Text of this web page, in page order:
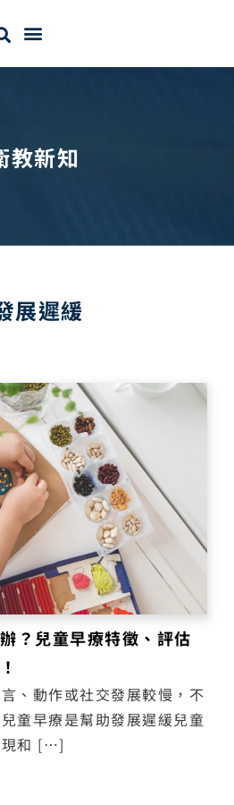
教新知
展遲緩
？兒童早療特徵、評估
、動作或社交發展較慢，不
童早療是幫助發展遲緩兒童
現和 […]